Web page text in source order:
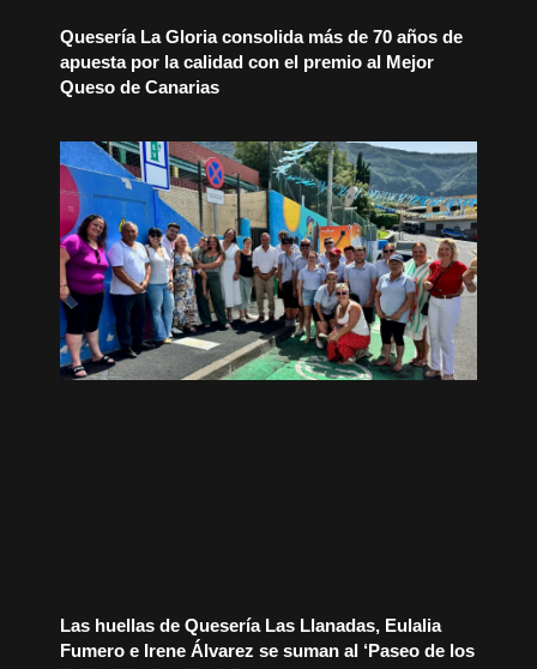
Quesería La Gloria consolida más de 70 años de
apuesta por la calidad con el premio al Mejor
Queso de Canarias
Las huellas de Quesería Las Llanadas, Eulalia
Fumero e Irene Álvarez se suman al ‘Paseo de los